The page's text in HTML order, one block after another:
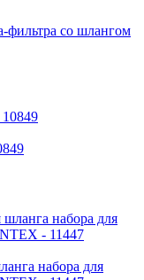
фильтра со шлангом
набора для